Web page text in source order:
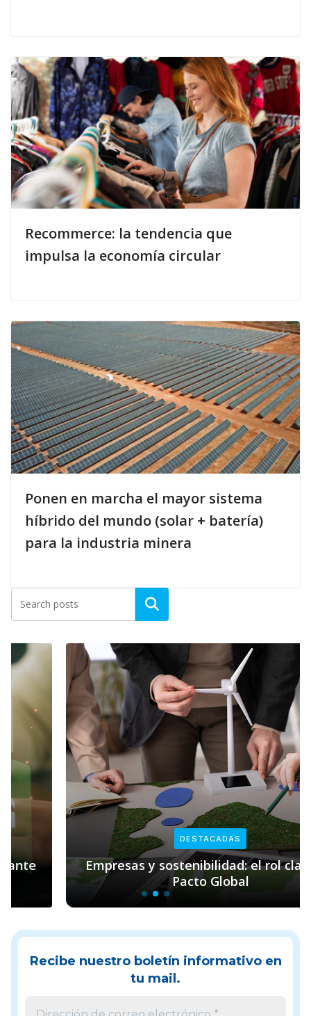
Recommerce: la tendencia que
impulsa la economía circular
Ponen en marcha el mayor sistema
híbrido del mundo (solar + batería)
para la industria minera
DESTACADAS
Empresas y sostenibilidad: el rol clave de
Pacto Global
Recibe nuestro boletín informativo en
tu mail.